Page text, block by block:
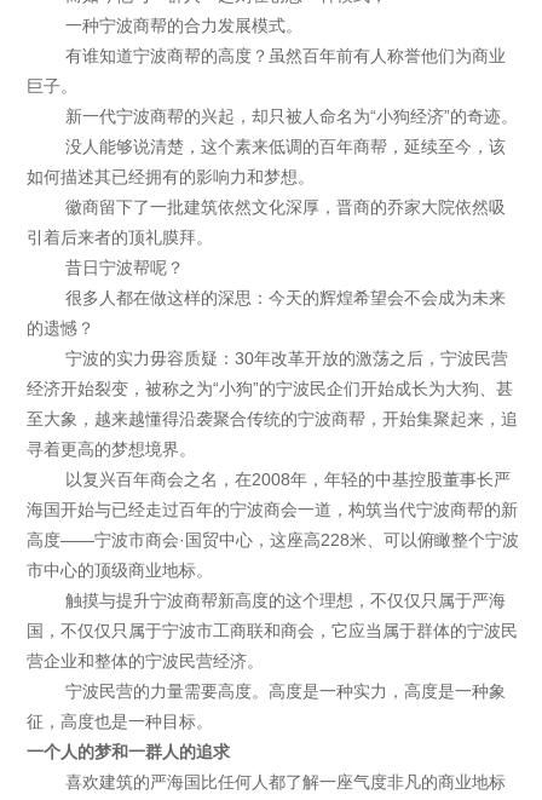
一种宁波商帮的合力发展模式。
有谁知道宁波商帮的高度？虽然百年前有人称誉他们为商业
巨子。
新一代宁波商帮的兴起，却只被人命名为“小狗经济”的奇迹。
没人能够说清楚，这个素来低调的百年商帮，延续至今，该
如何描述其已经拥有的影响力和梦想。
徽商留下了一批建筑依然文化深厚，晋商的乔家大院依然吸
引着后来者的顶礼膜拜。
昔日宁波帮呢？
很多人都在做这样的深思：今天的辉煌希望会不会成为未来
的遗憾？
宁波的实力毋容质疑：30年改革开放的激荡之后，宁波民营
经济开始裂变，被称之为“小狗”的宁波民企们开始成长为大狗、甚
至大象，越来越懂得沿袭聚合传统的宁波商帮，开始集聚起来，追
寻着更高的梦想境界。
以复兴百年商会之名，在2008年，年轻的中基控股董事长严
海国开始与已经走过百年的宁波商会一道，构筑当代宁波商帮的新
高度——宁波市商会·国贸中心，这座高228米、可以俯瞰整个宁波
市中心的顶级商业地标。
触摸与提升宁波商帮新高度的这个理想，不仅仅只属于严海
国，不仅仅只属于宁波市工商联和商会，它应当属于群体的宁波民
营企业和整体的宁波民营经济。
宁波民营的力量需要高度。高度是一种实力，高度是一种象
征，高度也是一种目标。
一个人的梦和一群人的追求
喜欢建筑的严海国比任何人都了解一座气度非凡的商业地标